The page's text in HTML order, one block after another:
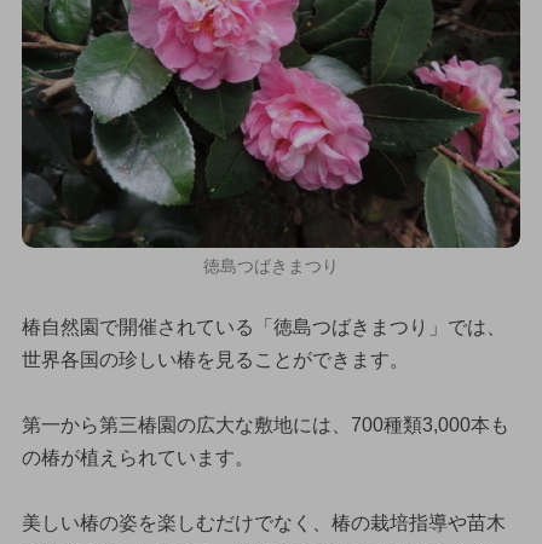
徳島つばきまつり
椿自然園で開催されている「徳島つばきまつり」では、
世界各国の珍しい椿を見ることができます。
第一から第三椿園の広大な敷地には、700種類3,000本も
の椿が植えられています。
美しい椿の姿を楽しむだけでなく、椿の栽培指導や苗木